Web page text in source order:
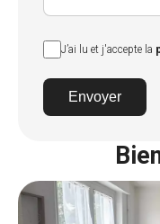
J’ai lu et j'accepte la
Envoyer